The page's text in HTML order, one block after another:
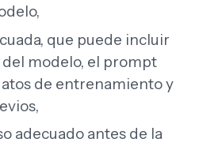
que puede incluir
modelo, el prompt
de entrenamiento y
adecuado antes de la